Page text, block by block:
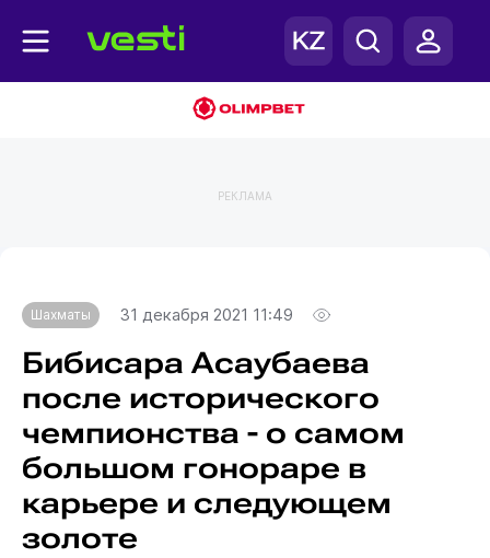
РЕКЛАМА
Шахматы 31 декабря 2021 11:49
Бибисара Асаубаева
после исторического
чемпионства - о самом
большом гонораре в
карьере и следующем
золоте